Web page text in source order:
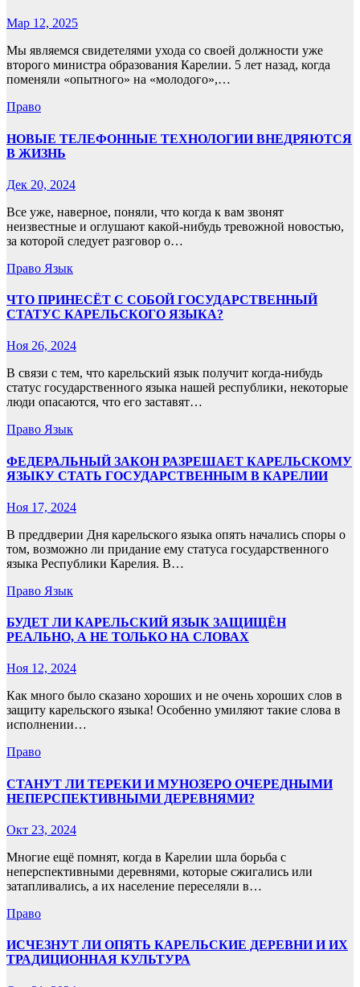
Мар 12, 2025
Мы являемся свидетелями ухода со своей должности уже
второго министра образования Карелии. 5 лет назад, когда
поменяли «опытного» на «молодого»,…
Право
НОВЫЕ ТЕЛЕФОННЫЕ ТЕХНОЛОГИИ ВНЕДРЯЮТСЯ
В ЖИЗНЬ
Дек 20, 2024
Все уже, наверное, поняли, что когда к вам звонят
неизвестные и оглушают какой-нибудь тревожной новостью,
за которой следует разговор о…
Право Язык
ЧТО ПРИНЕСЁТ С СОБОЙ ГОСУДАРСТВЕННЫЙ
СТАТУС КАРЕЛЬСКОГО ЯЗЫКА?
Ноя 26, 2024
В связи с тем, что карельский язык получит когда-нибудь
статус государственного языка нашей республики, некоторые
люди опасаются, что его заставят…
Право Язык
ФЕДЕРАЛЬНЫЙ ЗАКОН РАЗРЕШАЕТ КАРЕЛЬСКОМУ
ЯЗЫКУ СТАТЬ ГОСУДАРСТВЕННЫМ В КАРЕЛИИ
Ноя 17, 2024
В преддверии Дня карельского языка опять начались споры о
том, возможно ли придание ему статуса государственного
языка Республики Карелия. В…
Право Язык
БУДЕТ ЛИ КАРЕЛЬСКИЙ ЯЗЫК ЗАЩИЩЁН
РЕАЛЬНО, А НЕ ТОЛЬКО НА СЛОВАХ
Ноя 12, 2024
Как много было сказано хороших и не очень хороших слов в
защиту карельского языка! Особенно умиляют такие слова в
исполнении…
Право
СТАНУТ ЛИ ТЕРЕКИ И МУНОЗЕРО ОЧЕРЕДНЫМИ
НЕПЕРСПЕКТИВНЫМИ ДЕРЕВНЯМИ?
Окт 23, 2024
Многие ещё помнят, когда в Карелии шла борьба с
неперспективными деревнями, которые сжигались или
затапливались, а их население переселяли в…
Право
ИСЧЕЗНУТ ЛИ ОПЯТЬ КАРЕЛЬСКИЕ ДЕРЕВНИ И ИХ
ТРАДИЦИОННАЯ КУЛЬТУРА